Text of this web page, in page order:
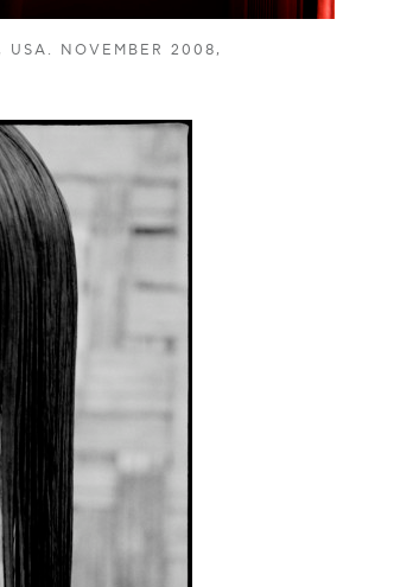
USA. NOVEMBER 2008,